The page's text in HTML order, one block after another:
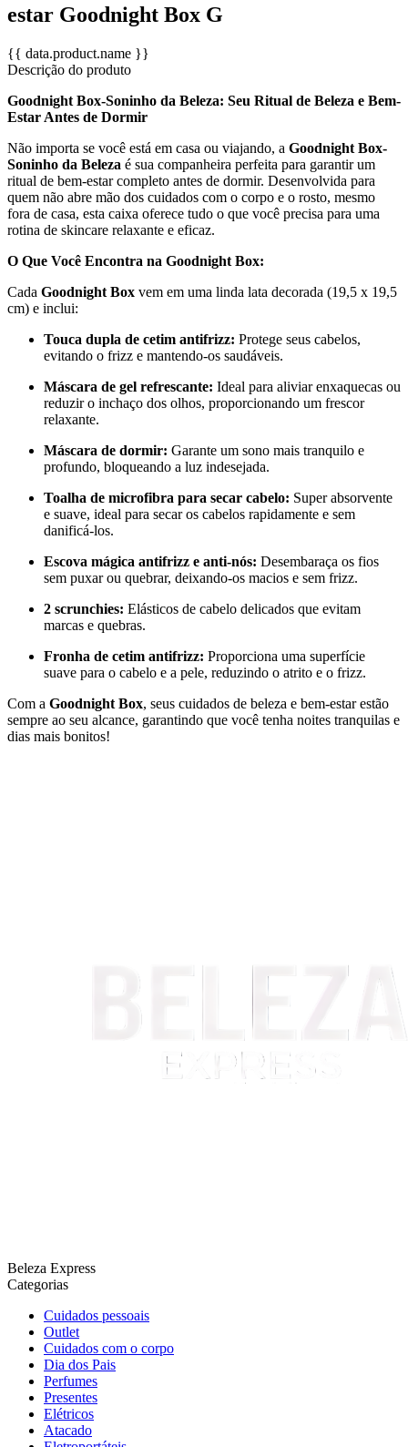
estar Goodnight Box G
{{ data.product.name }}
Descrição do produto
Goodnight Box-Soninho da Beleza: Seu Ritual de Beleza e Bem-
Estar Antes de Dormir
Não importa se você está em casa ou viajando, a Goodnight Box-
Soninho da Beleza é sua companheira perfeita para garantir um
ritual de bem-estar completo antes de dormir. Desenvolvida para
quem não abre mão dos cuidados com o corpo e o rosto, mesmo
fora de casa, esta caixa oferece tudo o que você precisa para uma
rotina de skincare relaxante e eficaz.
O Que Você Encontra na Goodnight Box:
Cada Goodnight Box vem em uma linda lata decorada (19,5 x 19,5
cm) e inclui:
Touca dupla de cetim antifrizz: Protege seus cabelos,
evitando o frizz e mantendo-os saudáveis.
Máscara de gel refrescante: Ideal para aliviar enxaquecas ou
reduzir o inchaço dos olhos, proporcionando um frescor
relaxante.
Máscara de dormir: Garante um sono mais tranquilo e
profundo, bloqueando a luz indesejada.
Toalha de microfibra para secar cabelo: Super absorvente
e suave, ideal para secar os cabelos rapidamente e sem
danificá-los.
Escova mágica antifrizz e anti-nós: Desembaraça os fios
sem puxar ou quebrar, deixando-os macios e sem frizz.
2 scrunchies: Elásticos de cabelo delicados que evitam
marcas e quebras.
Fronha de cetim antifrizz: Proporciona uma superfície
suave para o cabelo e a pele, reduzindo o atrito e o frizz.
Com a Goodnight Box, seus cuidados de beleza e bem-estar estão
sempre ao seu alcance, garantindo que você tenha noites tranquilas e
dias mais bonitos!
Beleza Express
Categorias
Cuidados pessoais
Outlet
Cuidados com o corpo
Dia dos Pais
Perfumes
Presentes
Elétricos
Atacado